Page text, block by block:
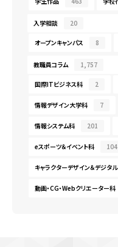
入学相談 20
オープンキャンパス 8
教職員コラム 1,757
国際ITビジネス科 2
情報デザイン大学科 7
情報システム科 201
eスポーツ＆イベント科 104
キャラクターデザイン＆デジタ
動画・CG・Webクリエーター科